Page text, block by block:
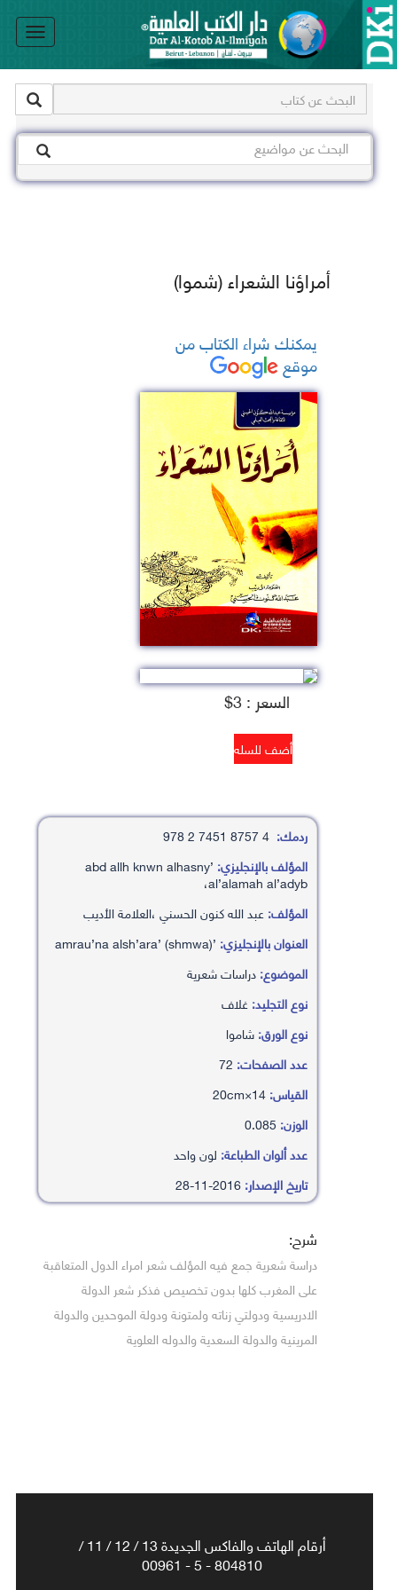
أمراؤنا الشعراء (شموا)
يمكنك شراء الكتاب من
موقع
السعر : 3$
ردمك:
المؤلف بالإنجليزي: ’abd allh knwn alhasny
،al’alamah al’adyb
المؤلف:عبد الله كنون الحسني ،العلامة الأديب
العنوان بالإنجليزي: ’amrau’na alsh’ara’ (shmwa)
الموضوع:دراسات شعرية
نوع التجليد:غلاف
نوع الورق:شاموا
عدد الصفحات:
القياس:
الوزن:
عدد ألوان الطباعة: لون واحد
تاريخ الإصدار:
شرح:
دراسة شعرية جمع فيه المؤلف شعر امراء الدول المتعاقبة
على المغرب كلها بدون تخصيص فذكر شعر الدولة
الادريسية ودولتي زناته ولمتونة ودولة الموحدين والدولة
المرينية والدولة السعدية والدوله العلوية
أرقام الهاتف والفاكس الجديدة 13 / 12 / 11 /
804810 - 5 - 00961